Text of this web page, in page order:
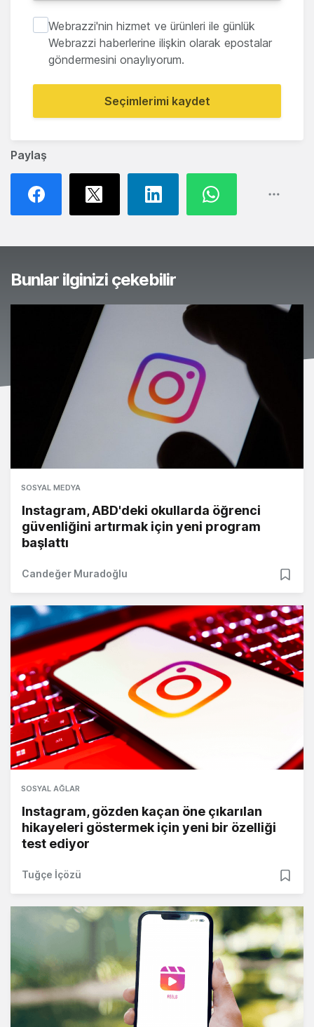
Paylaş
Webrazzi'nin hizmet ve ürünleri ile günlük
Webrazzi haberlerine ilişkin olarak epostalar
göndermesini onaylıyorum.
Seçimlerimi kaydet
Bunlar ilginizi çekebilir
SOSYAL MEDYA
Instagram, ABD'deki okullarda öğrenci
güvenliğini artırmak için yeni program
başlattı
Candeğer Muradoğlu
SOSYAL AĞLAR
Instagram, gözden kaçan öne çıkarılan
hikayeleri göstermek için yeni bir özelliği
test ediyor
Tuğçe İçözü